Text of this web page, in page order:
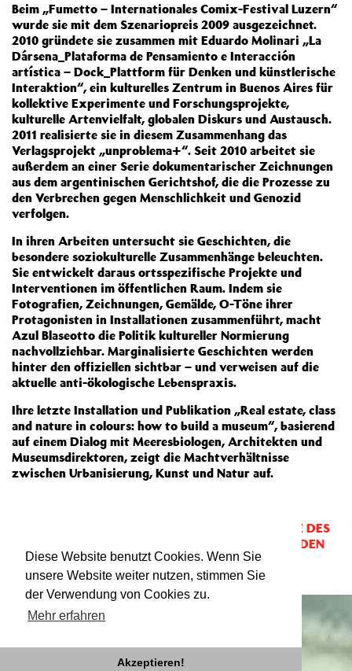
Diese Website benutzt Cookies. Wenn Sie
unsere Website weiter nutzen, stimmen Sie
der Verwendung von Cookies zu.
Mehr erfahren
Akzeptieren!
Beim „Fumetto – Internationales Comix-Festival Luzern“
wurde sie mit dem Szenariopreis 2009 ausgezeichnet.
2010 gründete sie zusammen mit Eduardo Molinari „La
Dársena_Plataforma de Pensamiento e Interacción
artística – Dock_Plattform für Denken und künstlerische
Interaktion“, ein kulturelles Zentrum in Buenos Aires für
kollektive Experimente und Forschungsprojekte,
kulturelle Artenvielfalt, globalen Diskurs und Austausch.
2011 realisierte sie in diesem Zusammenhang das
Verlagsprojekt „unproblema+“. Seit 2010 arbeitet sie
außerdem an einer Serie dokumentarischer Zeichnungen
aus dem argentinischen Gerichtshof, die die Prozesse zu
den Verbrechen gegen Menschlichkeit und Genozid
verfolgen.
In ihren Arbeiten untersucht sie Geschichten, die
besondere soziokulturelle Zusammenhänge beleuchten.
Sie entwickelt daraus ortsspezifische Projekte und
Interventionen im öffentlichen Raum. Indem sie
Fotografien, Zeichnungen, Gemälde, O-Töne ihrer
Protagonisten in Installationen zusammenführt, macht
Azul Blaseotto die Politik kultureller Normierung
nachvollziehbar. Marginalisierte Geschichten werden
hinter den offiziellen sichtbar – und verweisen auf die
aktuelle anti-ökologische Lebenspraxis.
Ihre letzte Installation und Publikation „Real estate, class
and nature in colours: how to build a museum“, basierend
auf einem Dialog mit Meeresbiologen, Architekten und
Museumsdirektoren, zeigt die Machtverhältnisse
zwischen Urbanisierung, Kunst und Natur auf.
AUF! AUF! AUF DIE LANDSTRASSE DES
LASST UNS VAGABUNDEN
SEIN ...,VAGABUNDENKONGRESS undTRAMPING
PRESENTATIONS